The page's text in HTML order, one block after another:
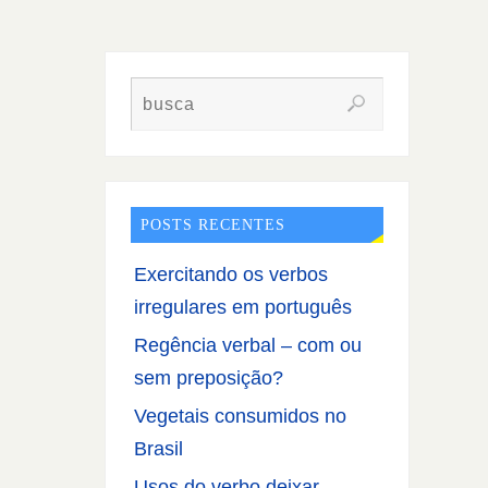
POSTS RECENTES
Exercitando os verbos
irregulares em português
Regência verbal – com ou
sem preposição?
Vegetais consumidos no
Brasil